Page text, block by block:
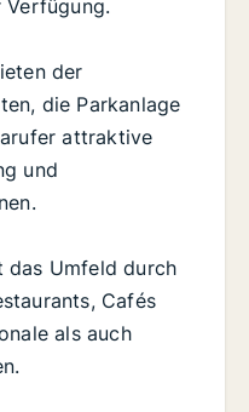
der
die Parkanlage
attraktive
und
das Umfeld durch
Cafés
als auch